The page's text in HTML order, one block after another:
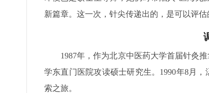
新篇章。这一次，针尖传递出的，是可以评
1987年，作为北京中医药大学首届针灸
学东直门医院攻读硕士研究生。1990年8月
索之旅。